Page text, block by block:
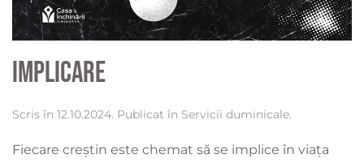
Implicare
Scris în 12.10.2024. Publicat în Servicii duminicale.
Fiecare creștin este chemat să se implice în viața